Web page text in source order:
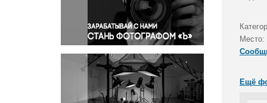
Правосудие
Происшествия и конфликты
Религия
Светская жизнь
Спорт
Экология
Экономика и бизнес
Место:
Ещё